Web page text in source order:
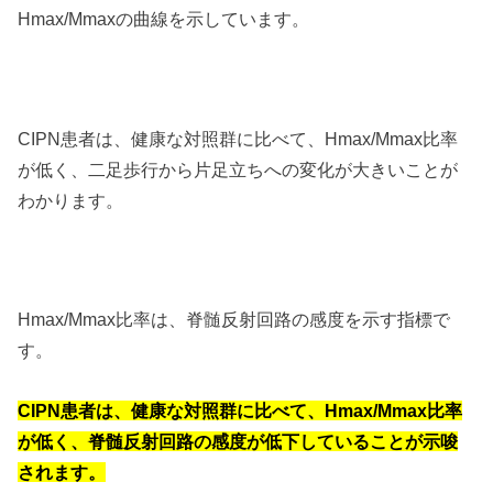
Hmax/Mmaxの曲線を示しています。
CIPN患者は、健康な対照群に比べて、Hmax/Mmax比率
が低く、二足歩行から片足立ちへの変化が大きいことが
わかります。
Hmax/Mmax比率は、脊髄反射回路の感度を示す指標で
す。
CIPN患者は、健康な対照群に比べて、Hmax/Mmax比率
が低く、脊髄反射回路の感度が低下していることが示唆
されます。